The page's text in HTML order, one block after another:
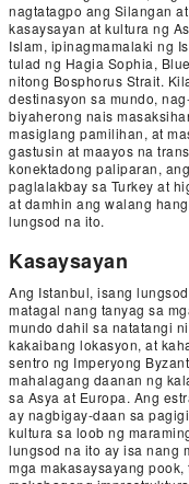
nagtatagpo ang Silangan
kasaysayan at kultura ng
Islam, ipinagmamalaki ng
tulad ng Hagia Sophia,
nitong Bosphorus Strait.
destinasyon sa mundo,
biyaherong nais
masiglang pamilihan, at
gastusin at maayos na
konektadong paliparan,
paglalakbay sa Turkey at
at damhin ang walang
lungsod na ito.
Kasaysayan
Ang Istanbul, isang
matagal nang tanyag sa
mundo dahil sa natatangi
kakaibang lokasyon, at
sentro ng Imperyong
mahalagang daanan ng
sa Asya at Europa. Ang
ay nagbigay-daan sa
kultura sa loob ng
lungsod na ito ay isa nang
mga makasaysayang